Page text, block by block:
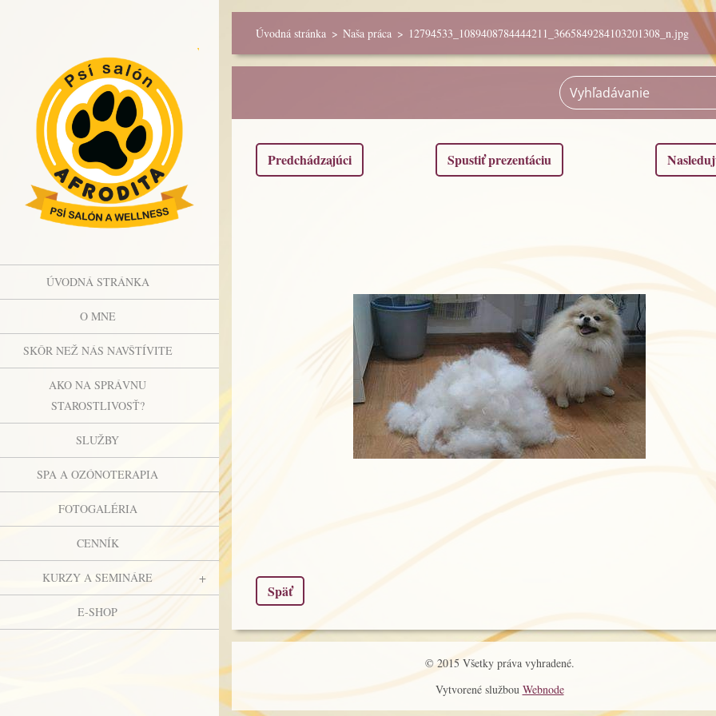
ÚVODNÁ STRÁNKA
O MNE
SKÔR NEŽ NÁS NAVŠTÍVITE
AKO NA SPRÁVNU
STAROSTLIVOSŤ?
SLUŽBY
SPA A OZÓNOTERAPIA
FOTOGALÉRIA
CENNÍK
KURZY A SEMINÁRE
E-SHOP
Úvodná stránka > Naša práca > 12794533_1089408784444211_3665849284103201308_n.jpg
Predchádzajúci Spustiť prezentáciu
Späť
© 2015 Všetky práva vyhradené.
Vytvorené službou Webnode